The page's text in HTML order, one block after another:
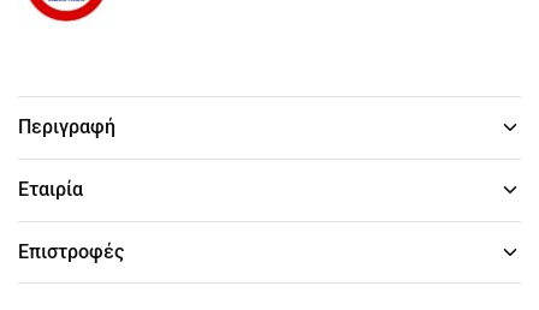
Περιγραφή
Εταιρία
Επιστροφές